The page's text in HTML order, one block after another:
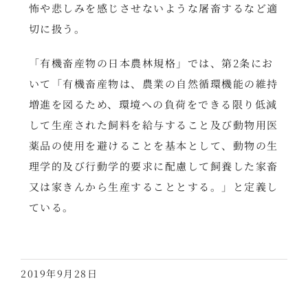
怖や悲しみを感じさせないような屠畜するなど適
切に扱う。
「有機畜産物の日本農林規格」では、第2条にお
いて「有機畜産物は、農業の自然循環機能の維持
増進を図るため、環境への負荷をできる限り低減
して生産された飼料を給与すること及び動物用医
薬品の使用を避けることを基本として、動物の生
理学的及び行動学的要求に配慮して飼養した家畜
又は家きんから生産することとする。」と定義し
ている。
2019年9月28日